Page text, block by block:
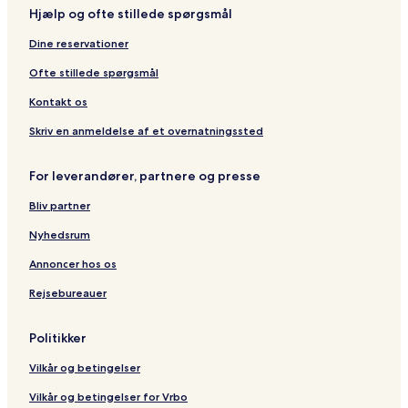
s
o
p
e
r
a
a
n
T
y
r
l
o
E
e
r
m
o
s
n
l
i
c
k
e
o
s
i
z
o
t
Hjælp og ofte stillede spørgsmål
Dine reservationer
Ofte stillede spørgsmål
Kontakt os
Skriv en anmeldelse af et overnatningssted
For leverandører, partnere og presse
Bliv partner
Nyhedsrum
Annoncer hos os
Rejsebureauer
Politikker
Vilkår og betingelser
Vilkår og betingelser for Vrbo